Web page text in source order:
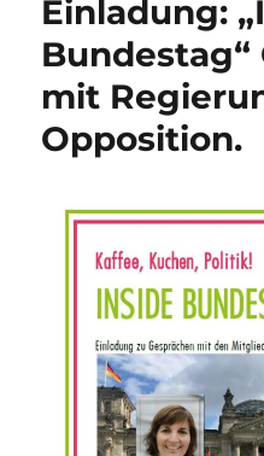
Einladung:
Bundestag“
mit
Opposition.